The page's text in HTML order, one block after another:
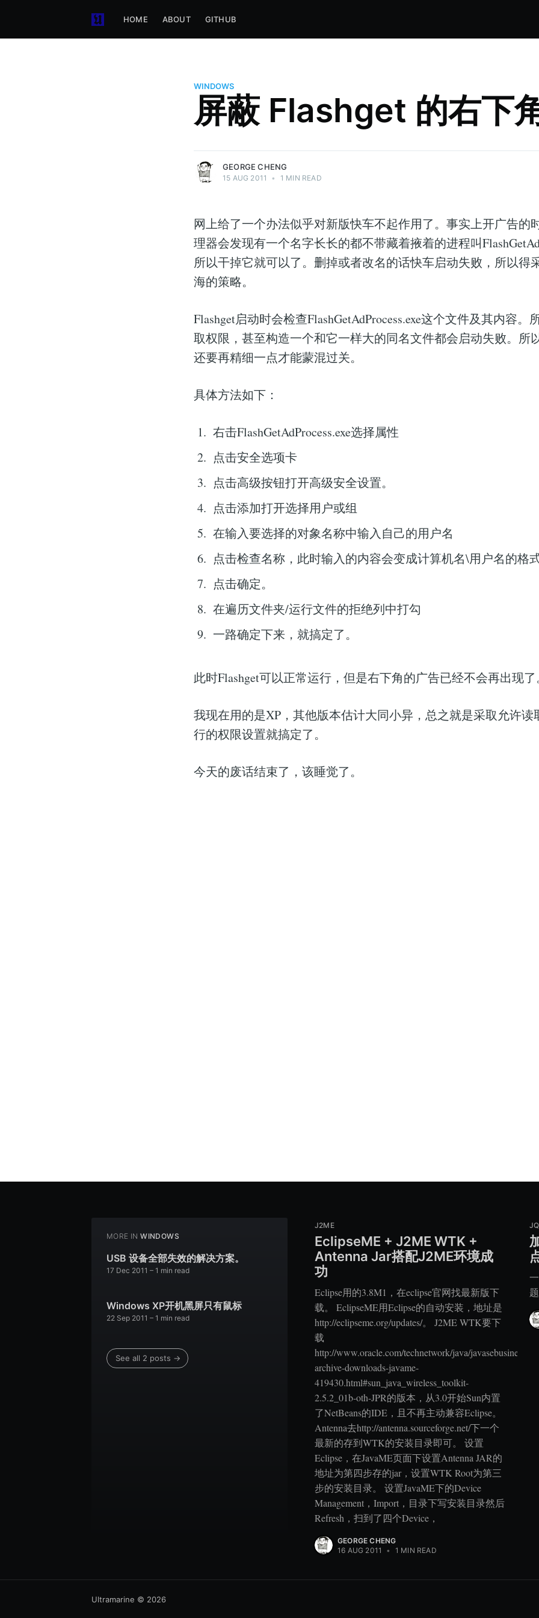
HOME ABOUT GITHUB
WINDOWS
屏蔽 Flashget 的右下
GEORGE CHENG
15 AUG 2011 • 1 MIN READ
网上给了一个办法似乎对新版快车不起作用了。事实上开广告的
理器会发现有一个名字长长的都不带藏着掖着的进程叫
所以干掉它就可以了。删掉或者改名的话快车启动失败，所以得
海的策略。
Flashget启动时会检查FlashGetAdProcess.exe这个文件及其内容。
取权限，甚至构造一个和它一样大的同名文件都会启动失败。所
还要再精细一点才能蒙混过关。
具体方法如下：
右击FlashGetAdProcess.exe选择属性
点击安全选项卡
点击高级按钮打开高级安全设置。
点击添加打开选择用户或组
在输入要选择的对象名称中输入自己的用户名
点击检查名称，此时输入的内容会变成计算机名\用户名的格
点击确定。
在遍历文件夹/运行文件的拒绝列中打勾
一路确定下来，就搞定了。
此时Flashget可以正常运行，但是右下角的广告已经不会再出现了
我现在用的是XP，其他版本估计大同小异，总之就是采取允许读
行的权限设置就搞定了。
今天的废话结束了，该睡觉了。
MORE IN WINDOWS
USB 设备全部失效的解决方案。
17 Dec 2011 – 1 min read
Windows XP开机黑屏只有鼠标
22 Sep 2011 – 1 min read
See all 2 posts →
J2ME
EclipseME + J2ME WTK +
Antenna Jar搭配J2ME环境成
功
Eclipse用的3.8M1，在eclipse官网找最新版下
载。 EclipseME用Eclipse的自动安装，地址是
http://eclipseme.org/updates/。 J2ME WTK要下
载
http://www.oracle.com/technetwork/java/javasebusiness/
archive-downloads-javame-
419430.html#sun_java_wireless_toolkit-
2.5.2_01b-oth-JPR的版本，从3.0开始Sun内置
了NetBeans的IDE，且不再主动兼容Eclipse。
Antenna去http://antenna.sourceforge.net/下一个
最新的存到WTK的安装目录即可。 设置
Eclipse，在JavaME页面下设置Antenna JAR的
地址为第四步存的jar，设置WTK Root为第三
步的安装目录。 设置JavaME下的Device
Management，Import，目录下写安装目录然后
Refresh，扫到了四个Device，
GEORGE CHENG
16 AUG 2011
• 1 MIN READ
题
Ultramarine © 2026